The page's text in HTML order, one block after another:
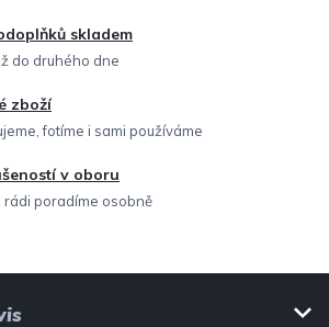
p
r
y
v
ý
skladem
do druhého dne
zboží
fotíme i sami používáme
v oboru
rádi poradíme osobně